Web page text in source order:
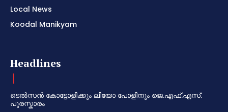
Local News
Koodal Manikyam
Headlines
ടെൽസൻ കോട്ടോളിക്കും ലിയോ പോളിനും ജെ.എഫ്.എസ്.
പുരസ്കാരം